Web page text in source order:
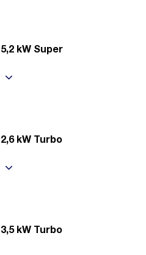
kW Super
kW Turbo
kW Turbo